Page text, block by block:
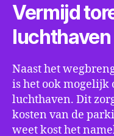
Vermijd
Naast het
is het ook mogelijk
luchthaven. Dit
kosten van de
weet kost het